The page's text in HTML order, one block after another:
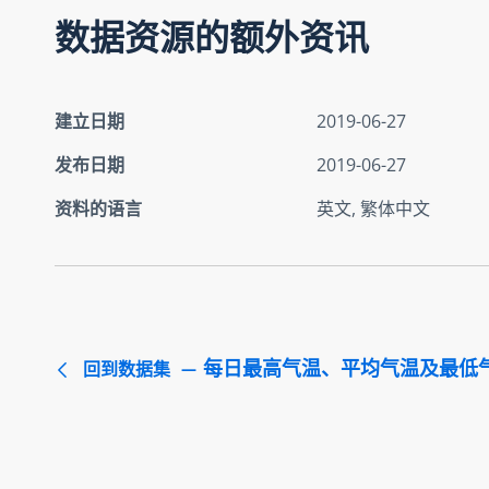
数据资源的额外资讯
建立日期
2019-06-27
发布日期
2019-06-27
资料的语言
英文, 繁体中文
回到数据集 每日最高气温、平均气温及最低